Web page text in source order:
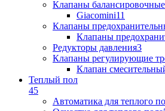
Клапаны балансировочные
Giacomini11
Клапаны
Клапаны
Редукторы давления3
Клапаны регулирующие
Клапан
Теплый пол
45
Автоматика для теплого